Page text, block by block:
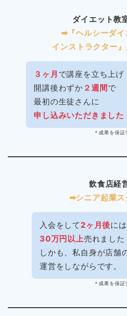
ダイエット教
➡︎『ヘルシーダイ
インストラクター
３ヶ月 で講座を立ち上げ
開講後わずか ２週間 で
最初の生徒さんに
申し込みいただきました
＊成果を保証するもの
飲食店経
➡︎シニア起業ス
入会をして 2ヶ月後には
30万円以上売れました
しかも、私自身が店舗
運営をしながらです。
＊成果を保証するもの